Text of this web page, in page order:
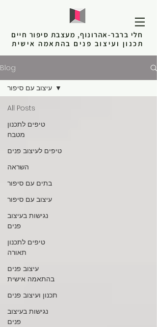
חלי ברבר-אהרונוף, מעצבת סיפור חיים
תכנון ועיצוב פנים בהתאמה אישית
Blog
All Posts
טיפים לתכנון
מטבח
טיפים לעיצוב פנים
השראה
בתים עם סיפור
עיצוב עם סיפור
נגישות בעיצוב
פנים
טיפים לתכנון
תאורה
עיצוב פנים
בהתאמה אישית
תכנון ועיצוב פנים
נגישות בעיצוב
פנים
עיצוב עם סיפור